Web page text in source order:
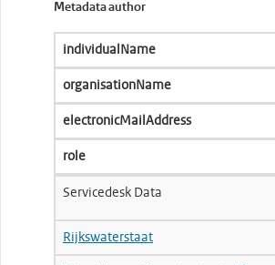
Metadata author
individualName
organisationName
electronicMailAddress
role
Servicedesk Data
Rijkswaterstaat